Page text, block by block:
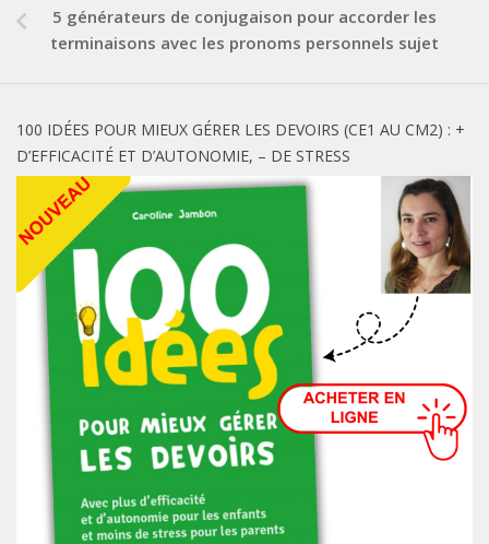
5 générateurs de conjugaison pour accorder les
terminaisons avec les pronoms personnels sujet
100 IDÉES POUR MIEUX GÉRER LES DEVOIRS (CE1 AU CM2) : +
D’EFFICACITÉ ET D’AUTONOMIE, – DE STRESS